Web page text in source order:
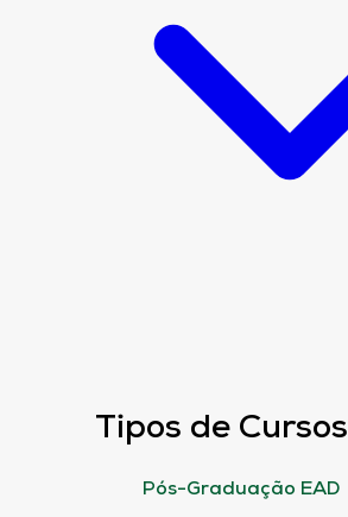
Tipos de Cursos
Pós-Graduação EAD